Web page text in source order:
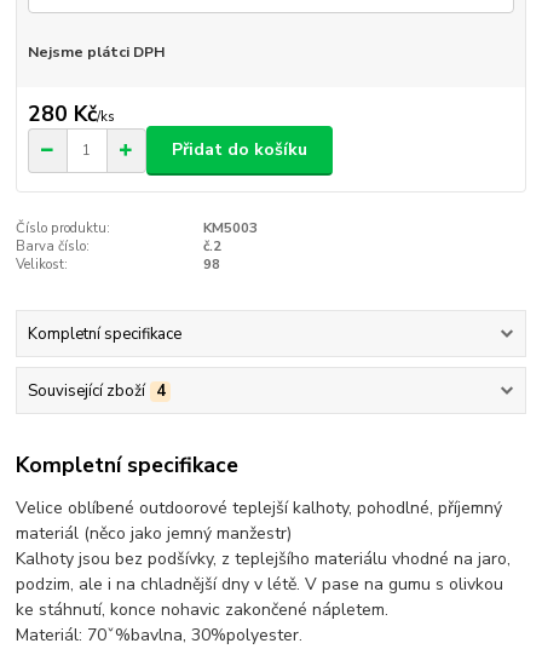
Nejsme plátci DPH
280 Kč/ks
Přidat do košíku
Číslo produktu:
KM5003
Barva číslo:
č.2
Velikost:
98
Kompletní specifikace
Související zboží 4
Kompletní specifikace
Velice oblíbené outdoorové teplejší kalhoty, pohodlné, příjemný
materiál (něco jako jemný manžestr)
Kalhoty jsou bez podšívky, z teplejšího materiálu vhodné na jaro,
podzim, ale i na chladnější dny v létě. V pase na gumu s olivkou
ke stáhnutí, konce nohavic zakončené nápletem.
Materiál: 70ˇ%bavlna, 30%polyester.